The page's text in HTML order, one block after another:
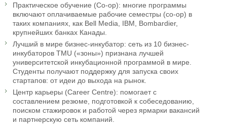
Практическое обучение (Co-op): многие программы
включают оплачиваемые рабочие семестры (co-op) в
таких компаниях, как Bell Media, IBM, Bombardier,
крупнейших банках Канады.
Лучший в мире бизнес-инкубатор: сеть из 10 бизнес-
инкубаторов TMU («зоны») признана лучшей
университетской инкубационной программой в мире.
Студенты получают поддержку для запуска своих
стартапов: от идеи до выхода на рынок.
Центр карьеры (Career Centre): помогает с
составлением резюме, подготовкой к собеседованию,
поиском стажировок и работой через ярмарки вакансий
и партнерскую сеть компаний.